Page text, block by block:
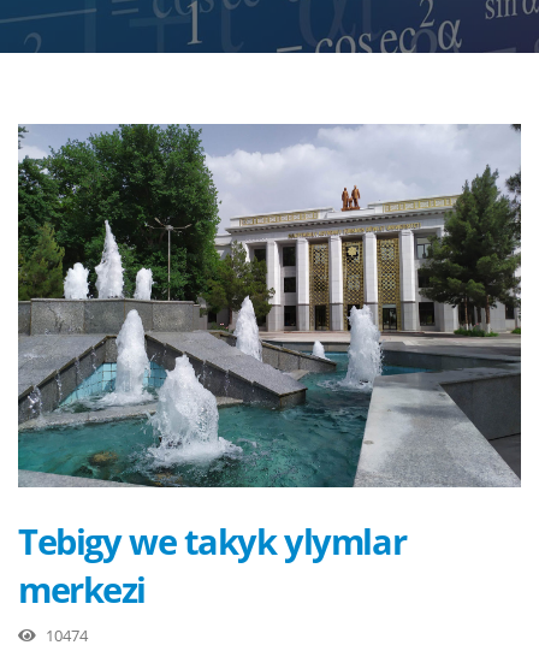
Tebigy we takyk ylymlar
merkezi
10474